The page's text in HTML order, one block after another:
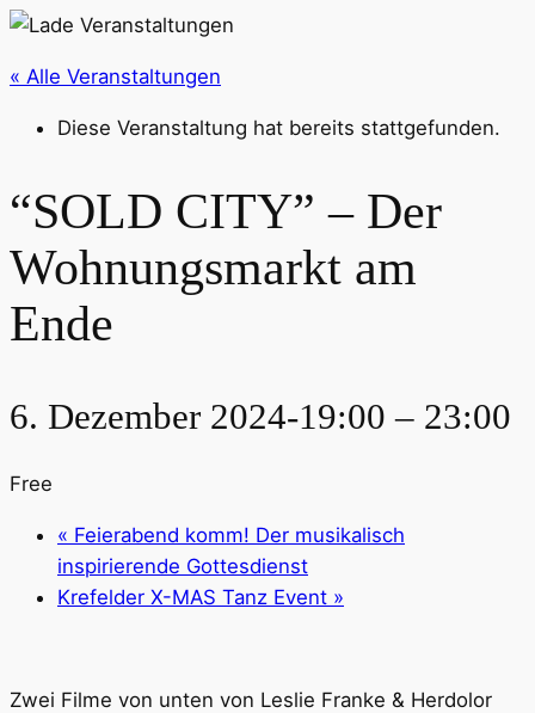
« Alle Veranstaltungen
Diese Veranstaltung hat bereits stattgefunden.
“SOLD CITY” – Der
Wohnungsmarkt am
Ende
6. Dezember 2024-19:00 – 23:00
Free
« Feierabend komm! Der musikalisch
inspirierende Gottesdienst
Krefelder X-MAS Tanz Event »
Zwei Filme von unten von Leslie Franke & Herdolor